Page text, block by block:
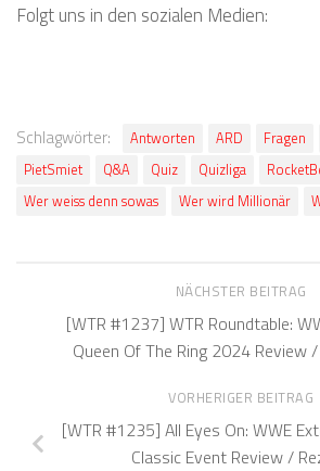
Folgt uns in den sozialen Medien:
Schlagwörter: Antworten ARD Fragen
PietSmiet
Q&A Quiz Quizliga
Wer weiss denn sowas
Wer wird Millionär
NÄCHSTER BEITRAG
[WTR #1237] WTR Roundtable:
Queen Of The Ring 2024 Review
VORHERIGER BEITRAG
[WTR #1235] All Eyes On: WWE
Classic Event Review /